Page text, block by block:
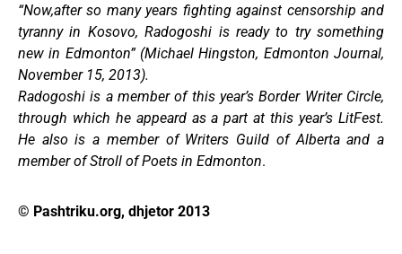
“Now,after so many years fighting against censorship and
tyranny in Kosovo, Radogoshi is ready to try something
new in Edmonton” (Michael Hingston, Edmonton Journal,
November 15, 2013).
Radogoshi is a member of this year’s Border Writer Circle,
through which he appeard as a part at this year’s LitFest.
He also is a member of Writers Guild of Alberta and a
member of Stroll of Poets in Edmonton.
© Pashtriku.org, dhjetor 2013